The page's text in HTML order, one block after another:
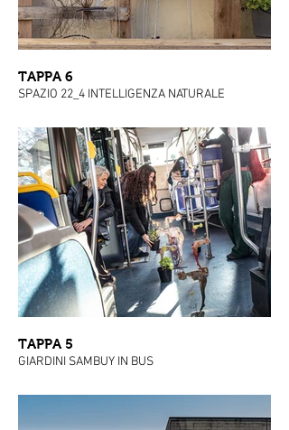
TAPPA 6
SPAZIO 22_4 INTELLIGENZA NATURALE
TAPPA 5
GIARDINI SAMBUY IN BUS